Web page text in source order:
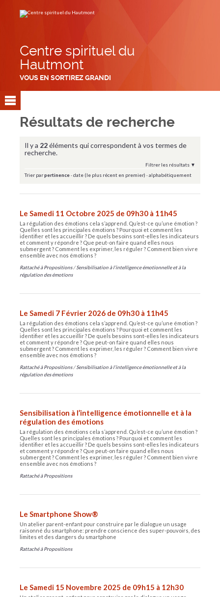
contenu.
Centre spirituel du
Hautmont
VOUS EN SORTIREZ GRANDI
Résultats de recherche
Il y a 22éléments qui correspondent à vos termes de
recherche.
Filtrer les résultats
Trier parpertinence· date (le plus récent en premier) · alphabétiquement
Le Samedi 11 Octobre 2025 de 09h30 à 11h45
La régulation des émotions cela s’apprend. Qu’est-ce qu’une émotion ?
Quelles sont les principales émotions ? Pourquoi et comment les
identifier et les accueillir ? De quels besoins sont-elles les indicateurs
et comment y répondre ? Que peut-on faire quand elles nous
submergent ? Comment les exprimer, les réguler ? Comment bien vivre
ensemble avec nos émotions ?
Rattaché à Propositions /Sensibilisation à l’intelligence émotionnelle et à la
régulation des émotions
Le Samedi 7 Février 2026 de 09h30 à 11h45
La régulation des émotions cela s’apprend. Qu’est-ce qu’une émotion ?
Quelles sont les principales émotions ? Pourquoi et comment les
identifier et les accueillir ? De quels besoins sont-elles les indicateurs
et comment y répondre ? Que peut-on faire quand elles nous
submergent ? Comment les exprimer, les réguler ? Comment bien vivre
ensemble avec nos émotions ?
Rattaché à Propositions /Sensibilisation à l’intelligence émotionnelle et à la
régulation des émotions
Sensibilisation à l’intelligence émotionnelle et à la
régulation des émotions
La régulation des émotions cela s’apprend. Qu’est-ce qu’une émotion ?
Quelles sont les principales émotions ? Pourquoi et comment les
identifier et les accueillir ? De quels besoins sont-elles les indicateurs
et comment y répondre ? Que peut-on faire quand elles nous
submergent ? Comment les exprimer, les réguler ? Comment bien vivre
ensemble avec nos émotions ?
Rattaché à Propositions
Le Smartphone Show®
Un atelier parent-enfant pour construire par le dialogue un usage
raisonné du smartphone: prendre conscience des super-pouvoirs, des
limites et des dangers du smartphone
Rattaché à Propositions
Le Samedi 15 Novembre 2025 de 09h15 à 12h30